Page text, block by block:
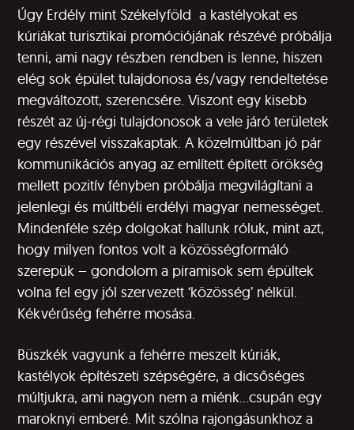
Úgy Erdély mint Székelyföld a kastélyokat es
kúriákat turisztikai promóciójának részévé próbálja
tenni, ami nagy részben rendben is lenne, hiszen
elég sok épület tulajdonosa és/vagy rendeltetése
megváltozott, szerencsére. Viszont egy kisebb
részét az új-régi tulajdonosok a vele járó területek
egy részével visszakaptak. A közelmúltban jó pár
kommunikációs anyag az említett épített örökség
mellett pozitív fényben próbálja megvilágítani a
jelenlegi és múltbéli erdélyi magyar nemességet.
Mindenféle szép dolgokat hallunk róluk, mint azt,
hogy milyen fontos volt a közösségformáló
szerepük – gondolom a piramisok sem épültek
volna fel egy jól szervezett ‘közösség’ nélkül.
Kékvérűség fehérre mosása.
Büszkék vagyunk a fehérre meszelt kúriák,
kastélyok építészeti szépségére, a dicsőséges
múltjukra, ami nagyon nem a miénk…csupán egy
maroknyi emberé. Mit szólna rajongásunkhoz a